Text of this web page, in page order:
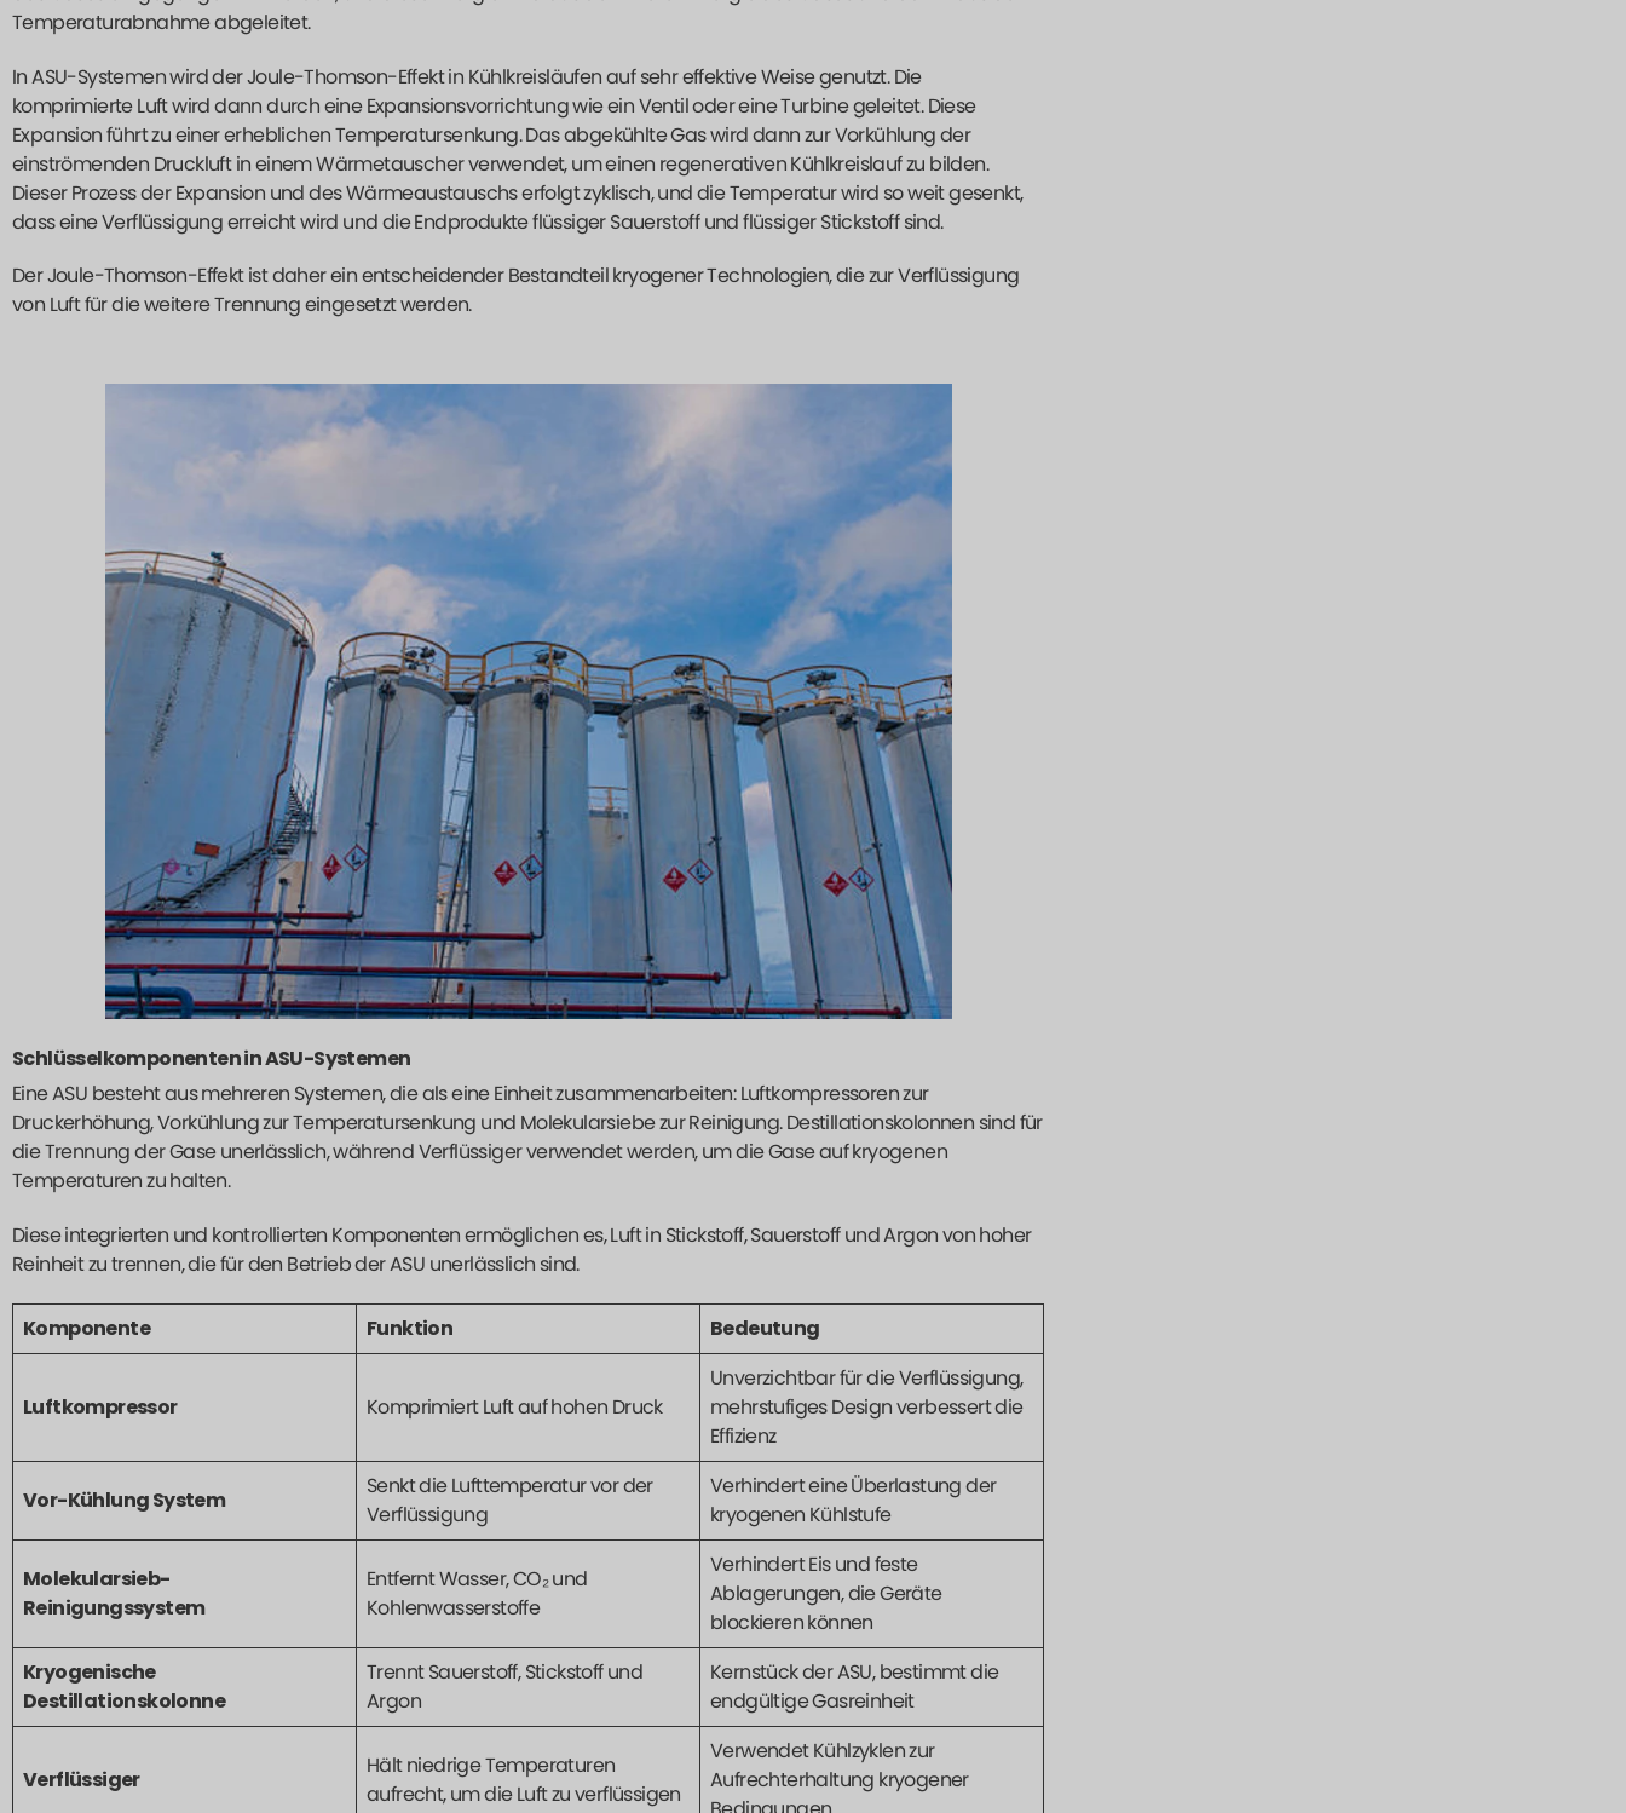
Temperaturabnahme abgeleitet.
In ASU-Systemen wird der Joule-Thomson-Effekt in Kühlkreisläufen auf sehr effektive Weise genutzt. Die
komprimierte Luft wird dann durch eine Expansionsvorrichtung wie ein Ventil oder eine Turbine geleitet. Diese
Expansion führt zu einer erheblichen Temperatursenkung. Das abgekühlte Gas wird dann zur Vorkühlung der
einströmenden Druckluft in einem Wärmetauscher verwendet, um einen regenerativen Kühlkreislauf zu bilden.
Dieser Prozess der Expansion und des Wärmeaustauschs erfolgt zyklisch, und die Temperatur wird so weit gesenkt,
dass eine Verflüssigung erreicht wird und die Endprodukte flüssiger Sauerstoff und flüssiger Stickstoff sind.
Der Joule-Thomson-Effekt ist daher ein entscheidender Bestandteil kryogener Technologien, die zur Verflüssigung
von Luft für die weitere Trennung eingesetzt werden.
Schlüsselkomponenten in ASU-Systemen
Eine ASU besteht aus mehreren Systemen, die als eine Einheit zusammenarbeiten: Luftkompressoren zur
Druckerhöhung, Vorkühlung zur Temperatursenkung und Molekularsiebe zur Reinigung. Destillationskolonnen sind für
die Trennung der Gase unerlässlich, während Verflüssiger verwendet werden, um die Gase auf kryogenen
Temperaturen zu halten.
Diese integrierten und kontrollierten Komponenten ermöglichen es, Luft in Stickstoff, Sauerstoff und Argon von hoher
Reinheit zu trennen, die für den Betrieb der ASU unerlässlich sind.
Komponente Funktion Bedeutung
Luftkompressor Komprimiert Luft auf hohen Druck
Unverzichtbar für die Verflüssigung,
mehrstufiges Design verbessert die
Effizienz
Vor-Kühlung System
Senkt die Lufttemperatur vor der
Verflüssigung
Verhindert eine Überlastung der
kryogenen Kühlstufe
Molekularsieb-
Reinigungssystem
Entfernt Wasser, CO₂ und
Kohlenwasserstoffe
Verhindert Eis und feste
Ablagerungen, die Geräte
blockieren können
Kryogenische
Destillationskolonne
Trennt Sauerstoff, Stickstoff und
Argon
Kernstück der ASU, bestimmt die
endgültige Gasreinheit
Verflüssiger
Hält niedrige Temperaturen
aufrecht, um die Luft zu verflüssigen
Verwendet Kühlzyklen zur
Aufrechterhaltung kryogener